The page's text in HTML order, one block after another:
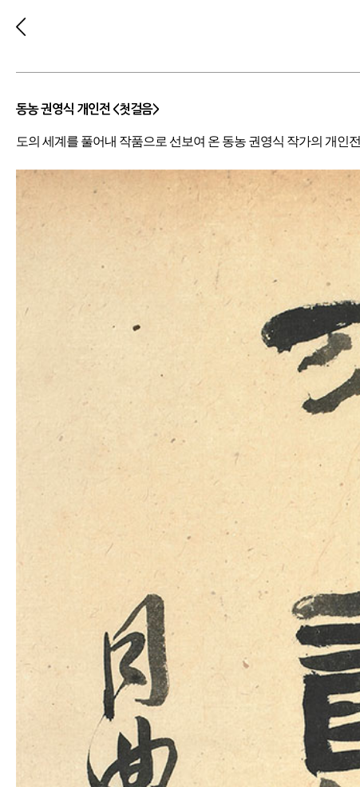
동농 권영식 개인전 <첫걸음>
도의 세계를 풀어내 작품으로 선보여 온 동농 권영식 작가의 개인전